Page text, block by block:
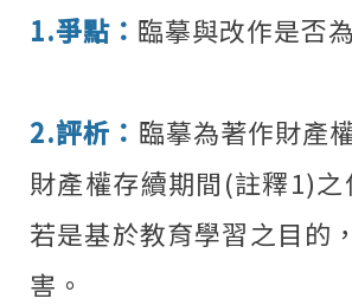
1.爭點： 臨摹與改作是否
2.評析： 臨摹為著作財產
財產權存續期間(註釋1)
若是基於教育學習之目的
害。